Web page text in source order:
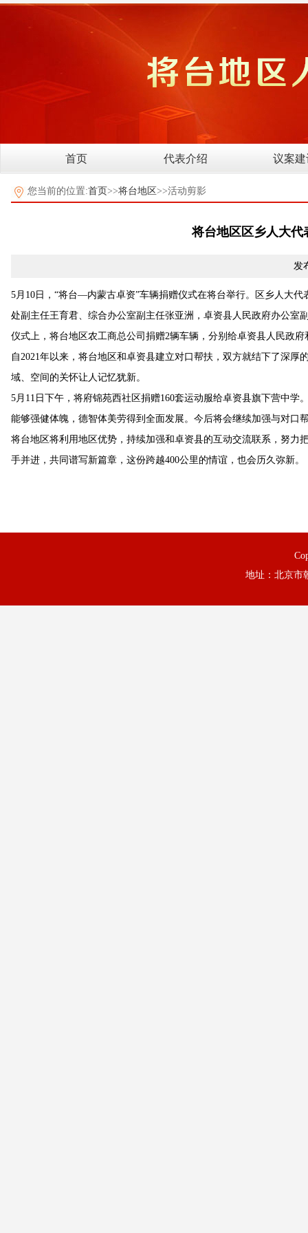
首页 代表介绍 议案建
您当前的位置:首页>>将台地区>>活动剪影
将台地区区乡人大
发
5月10日，“将台—内蒙古卓资”车辆捐赠仪式在将台举行。区乡人大
处副主任王育君、综合办公室副主任张亚洲，卓资县人民政府办公室
仪式上，将台地区农工商总公司捐赠2辆车辆，分别给卓资县人民政
自2021年以来，将台地区和卓资县建立对口帮扶，双方就结下了深
域、空间的关怀让人记忆犹新。
5月11日下午，将府锦苑西社区捐赠160套运动服给卓资县旗下营中
能够强健体魄，德智体美劳得到全面发展。今后将会继续加强与对口
将台地区将利用地区优势，持续加强和卓资县的互动交流联系，努
手并进，共同谱写新篇章，这份跨越400公里的情谊，也会历久弥新。
地址：北京市